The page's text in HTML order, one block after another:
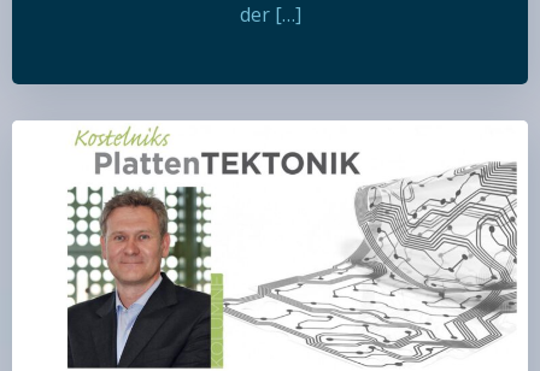
der […]